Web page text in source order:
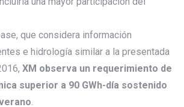
que considera información
e hidrología similar a la presentada
XM observa un requerimiento de
superior a 90 GWh-día sostenido
.